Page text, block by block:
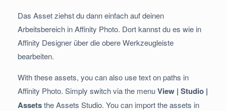
Das Asset ziehst du dann einfach auf deinen
Arbeitsbereich in Affinity Photo. Dort kannst du es wie in
Affinity Designer über die obere Werkzeugleiste
bearbeiten.
With these assets, you can also use text on paths in
Affinity Photo. Simply switch via the menuView | Studio |
Assetsthe Assets Studio. You can import the assets in